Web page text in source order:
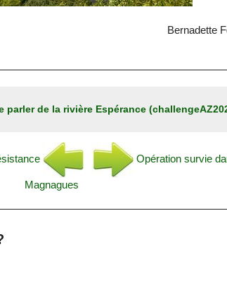
Bernadette
de la rivière Espérance
Opération survie
Magnagues